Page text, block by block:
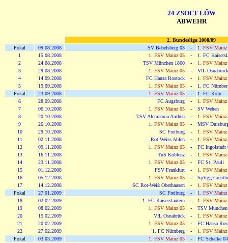
24 ZSOLT LŐW
ABWEHR
2. Bundesliga 2008/09
Pokal
09.08.2008 SV Babelsberg 03 -
1. FSV Mainz
1
15.08.2008 1. FSV Mainz 05 -
1. FC
2
24.08.2008 TSV München 1860 -
1. FSV Mainz
3
29.08.2008 1. FSV Mainz 05 -
VfL Osnabrück
4
14.09.2008 FC Hansa Rostock -
1. FSV Mainz
5
19.09.2008 1. FSV Mainz 05 -
1. FC
Pokal
23.09.2008 1. FSV Mainz 05 -
1. FC Köln
6
28.09.2008 FC Augsburg -
1. FSV Mainz
7
06.10.2008 1. FSV Mainz 05 -
SV Wehen
8
20.10.2008 TSV Alemannia Aachen -
1. FSV Mainz
9
26.10.2008 1. FSV Mainz 05 -
MSV
10
29.10.2008 SC Freiburg -
1. FSV Mainz
11
02.11.2008 Rot Weiss Ahlen -
1. FSV Mainz
12
09.11.2008 1. FSV Mainz 05 -
FC Ingolstadt
13
16.11.2008 TuS Koblenz -
1. FSV Mainz
14
23.11.2008 1. FSV Mainz 05 -
FC St. Pauli
15
01.12.2008 FSV Frankfurt -
1. FSV Mainz
16
05.12.2008 1. FSV Mainz 05 -
SpVgg
17
14.12.2008 SC Rot-Weiß Oberhausen -
1. FSV Mainz
Pokal
27.01.2009 SC Freiburg -
1. FSV Mainz
18
02.02.2009 1. FC Kaiserslautern -
1. FSV Mainz
19
08.02.2009 1. FSV Mainz 05 -
TSV
20
15.02.2009 VfL Osnabrück -
1. FSV Mainz
21
20.02.2009 1. FSV Mainz 05 -
FC Hansa
22
27.02.2009 1. FC Nürnberg -
1. FSV Mainz
Pokal
03.03.2009 1. FSV Mainz 05 -
FC Schalke 04